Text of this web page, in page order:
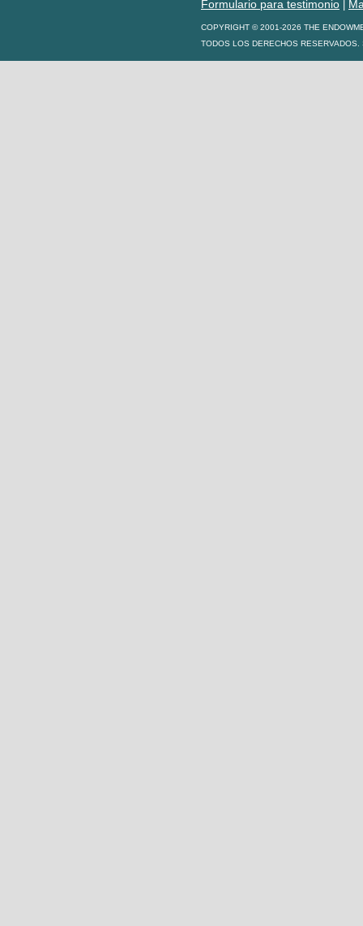
Formulario para testimonio
COPYRIGHT © 2001-2026 THE
TODOS LOS DERECHOS